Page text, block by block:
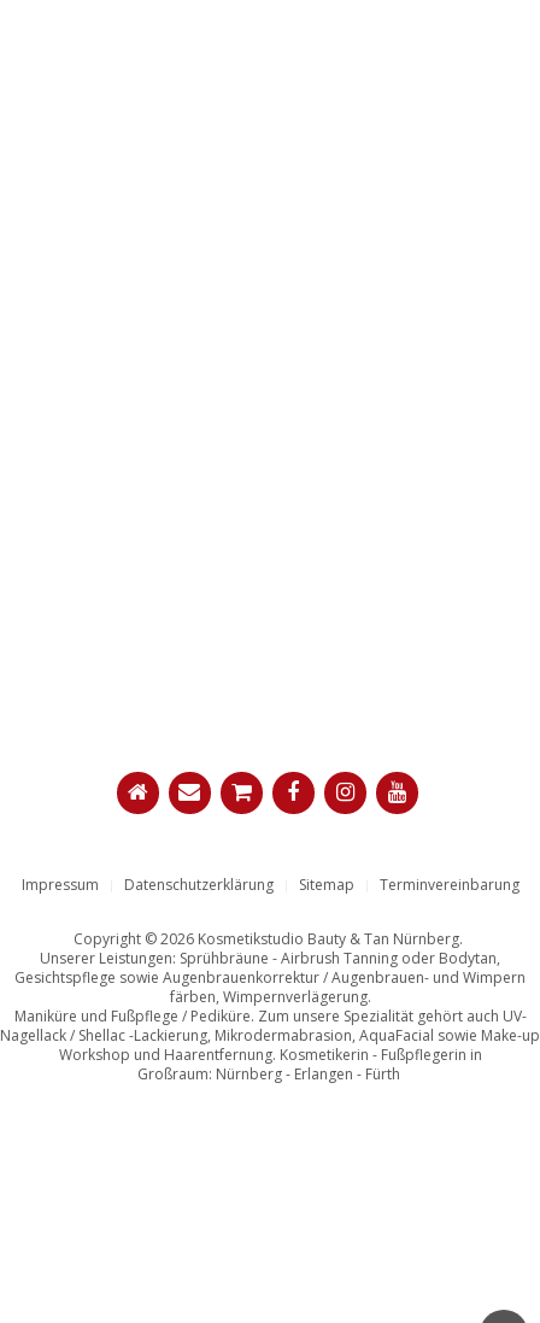
Impressum Datenschutzerklärung Sitemap Terminvereinbarung
Copyright © 2026 Kosmetikstudio Bauty & Tan Nürnberg.
Unserer Leistungen: Sprühbräune - Airbrush Tanning oder Bodytan,
Gesichtspflege sowie Augenbrauenkorrektur / Augenbrauen- und Wimpern
färben, Wimpernverlägerung.
Maniküre und Fußpflege / Pediküre. Zum unsere Spezialität gehört auch UV-
Nagellack / Shellac -Lackierung, Mikrodermabrasion, AquaFacial sowie Make-up
Workshop und Haarentfernung. Kosmetikerin - Fußpflegerin in
Großraum: Nürnberg - Erlangen - Fürth